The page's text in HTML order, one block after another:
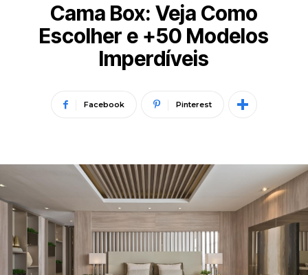
Cama Box: Veja Como
Escolher e +50 Modelos
Imperdíveis
Facebook Pinterest